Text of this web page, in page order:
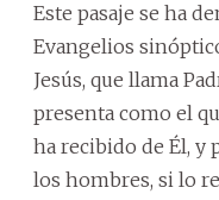
Este pasaje se ha
Evangelios
Jesús, que llama
presenta como el
ha recibido de Él, y
los hombres, si lo